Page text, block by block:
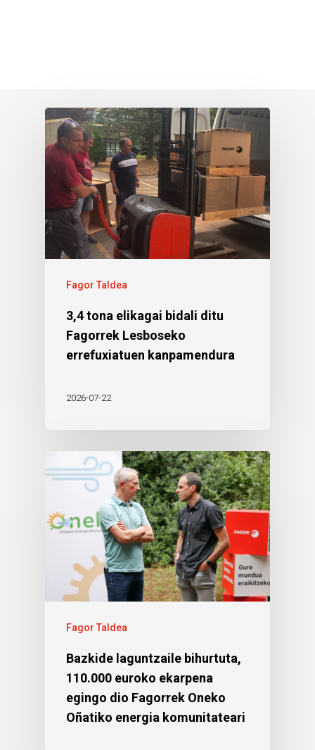
Fagor Taldea
3,4 tona elikagai bidali ditu
Fagorrek Lesboseko
errefuxiatuen kanpamendura
2026-07-22
Fagor Taldea
Bazkide laguntzaile bihurtuta,
110.000 euroko ekarpena
egingo dio Fagorrek Oneko
Oñatiko energia komunitateari